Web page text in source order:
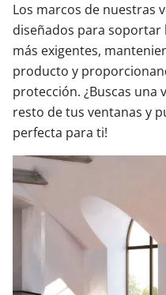
Los marcos de nuestras
diseñados para soportar
más exigentes,
producto y
protección. ¿Buscas una
resto de tus ventanas y
perfecta para ti!